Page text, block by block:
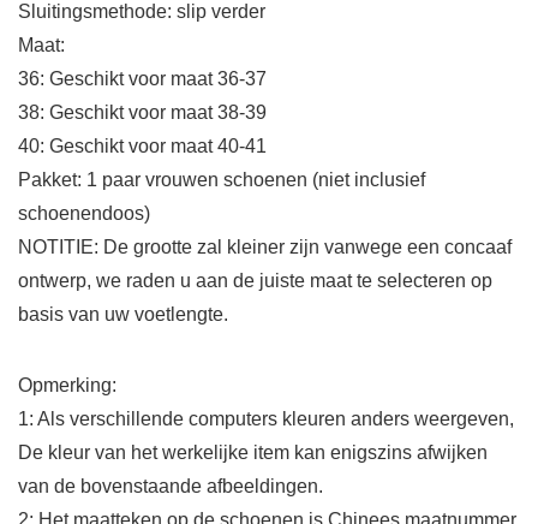
Sluitingsmethode: slip verder
Maat:
36: Geschikt voor maat 36-37
38: Geschikt voor maat 38-39
40: Geschikt voor maat 40-41
Pakket: 1 paar vrouwen schoenen (niet inclusief
schoenendoos)
NOTITIE: De grootte zal kleiner zijn vanwege een concaaf
ontwerp, we raden u aan de juiste maat te selecteren op
basis van uw voetlengte.
Opmerking:
1: Als verschillende computers kleuren anders weergeven,
De kleur van het werkelijke item kan enigszins afwijken
van de bovenstaande afbeeldingen.